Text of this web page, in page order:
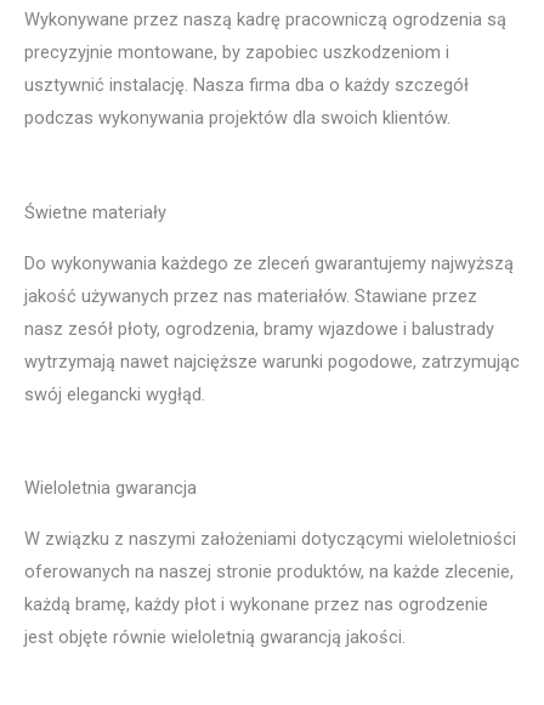
Wykonywane przez naszą kadrę pracowniczą ogrodzenia są
precyzyjnie montowane, by zapobiec uszkodzeniom i
usztywnić instalację. Nasza firma dba o każdy szczegół
podczas wykonywania projektów dla swoich klientów.
Świetne materiały
Do wykonywania każdego ze zleceń gwarantujemy najwyższą
jakość używanych przez nas materiałów. Stawiane przez
nasz zesół płoty, ogrodzenia, bramy wjazdowe i balustrady
wytrzymają nawet najcięższe warunki pogodowe, zatrzymując
swój elegancki wygłąd.
Wieloletnia gwarancja
W związku z naszymi założeniami dotyczącymi wieloletniości
oferowanych na naszej stronie produktów, na każde zlecenie,
każdą bramę, każdy płot i wykonane przez nas ogrodzenie
jest objęte równie wieloletnią gwarancją jakości.